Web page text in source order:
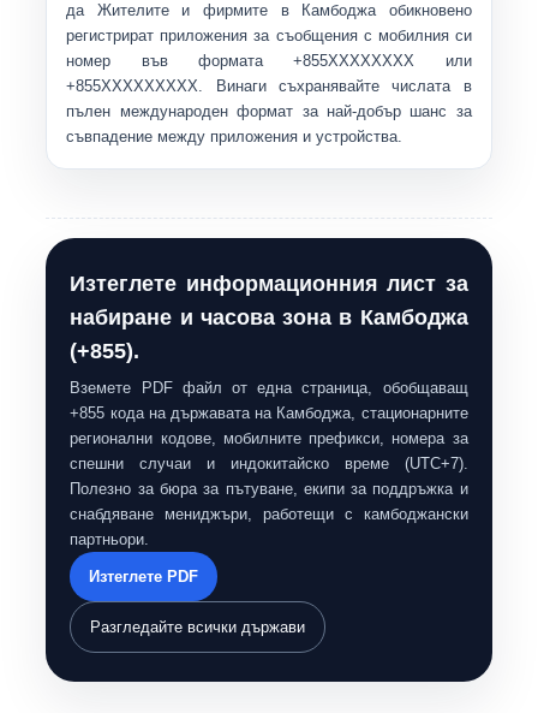
да Жителите и фирмите в Камбоджа обикновено
регистрират приложения за съобщения с мобилния си
номер във формата+855XXXXXXXX или
+855XXXXXXXXX. Винаги съхранявайте числата в
пълен международен формат за най-добър шанс за
съвпадение между приложения и устройства.
Изтеглете информационния лист за
набиране и часова зона в Камбоджа
(+855).
Вземете PDF файл от една страница, обобщаващ
+855 кода на държавата на Камбоджа, стационарните
регионални кодове, мобилните префикси, номера за
спешни случаи и индокитайско време (UTC+7).
Полезно за бюра за пътуване, екипи за поддръжка и
снабдяване мениджъри, работещи с камбоджански
партньори.
Изтеглете PDF
Разгледайте всички държави